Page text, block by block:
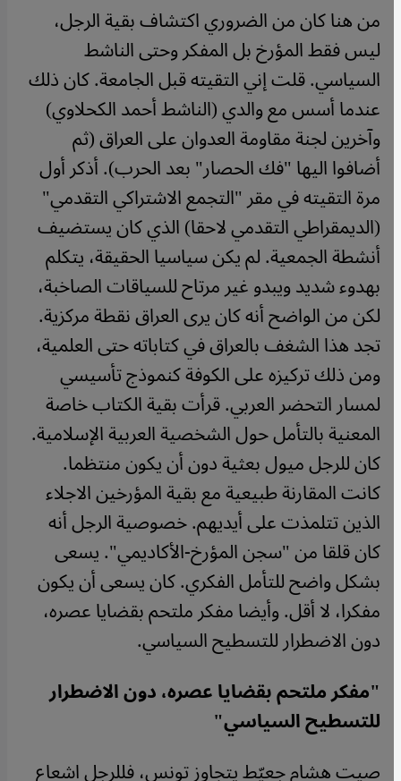
من هنا كان من الضروري اكتشاف بقية الرجل،
ليس فقط المؤرخ بل المفكر وحتى الناشط
السياسي. قلت إني التقيته قبل الجامعة. كان ذلك
عندما أسس مع والدي (الناشط أحمد الكحلاوي)
وآخرين لجنة مقاومة العدوان على العراق (ثم
أضافوا اليها "فك الحصار" بعد الحرب). أذكر أول
مرة التقيته في مقر "التجمع الاشتراكي التقدمي"
(الديمقراطي التقدمي لاحقا) الذي كان يستضيف
أنشطة الجمعية. لم يكن سياسيا الحقيقة، يتكلم
بهدوء شديد ويبدو غير مرتاح للسياقات الصاخبة،
لكن من الواضح أنه كان يرى العراق نقطة مركزية.
تجد هذا الشغف بالعراق في كتاباته حتى العلمية،
ومن ذلك تركيزه على الكوفة كنموذج تأسيسي
لمسار التحضر العربي. قرأت بقية الكتاب خاصة
المعنية بالتأمل حول الشخصية العربية الإسلامية.
كان للرجل ميول بعثية دون أن يكون منتظما.
كانت المقارنة طبيعية مع بقية المؤرخين الاجلاء
الذين تتلمذت على أيديهم. خصوصية الرجل أنه
كان قلقا من "سجن المؤرخ-الأكاديمي". يسعى
بشكل واضح للتأمل الفكري. كان يسعى أن يكون
مفكرا، لا أقل. وأيضا مفكر ملتحم بقضايا عصره،
دون الاضطرار للتسطيح السياسي.
"مفكر ملتحم بقضايا عصره، دون الاضطرار
للتسطيح السياسي"
صيت هشام جعيّط يتجاوز تونس، فللرجل اشعاع